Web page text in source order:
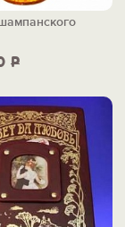
Р